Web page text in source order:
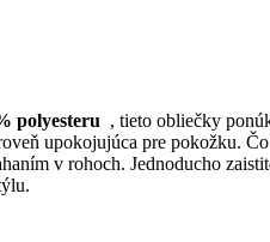
polyesteru , tieto obliečky
upokojujúca pre pokožku.
v rohoch. Jednoducho